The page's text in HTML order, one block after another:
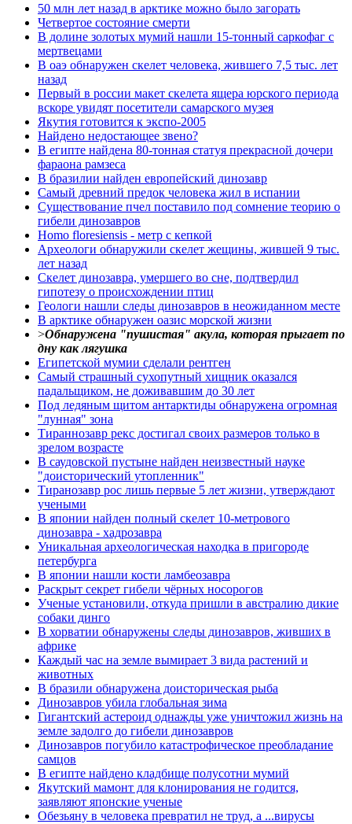
50 млн лет назад в арктике можно было загорать
Четвертое состояние смерти
В долине золотых мумий нашли 15-тонный саркофаг с
мертвецами
В оаэ обнаружен скелет человека, жившего 7,5 тыс. лет
назад
Первый в россии макет скелета ящера юрского периода
вскоре увидят посетители самарского музея
Якутия готовится к экспо-2005
Найдено недостающее звено?
В египте найдена 80-тонная статуя прекрасной дочери
фараона рамзеса
В бразилии найден европейский динозавр
Самый древний предок человека жил в испании
Существование пчел поставило под сомнение теорию о
гибели динозавров
Homo floresiensis - метр с кепкой
Археологи обнаружили скелет жещины, жившей 9 тыс.
лет назад
Скелет динозавра, умершего во сне, подтвердил
гипотезу о происхождении птиц
Геологи нашли следы динозавров в неожиданном месте
В арктике обнаружен оазис морской жизни
>Обнаружена "пушистая" акула, которая прыгает по
дну как лягушка
Египетской мумии сделали рентген
Самый страшный сухопутный хищник оказался
падальщиком, не доживавшим до 30 лет
Под ледяным щитом антарктиды обнаружена огромная
"лунная" зона
Тираннозавр рекс достигал своих размеров только в
зрелом возрасте
В саудовской пустыне найден неизвестный науке
"доисторический утопленник"
Тиранозавр рос лишь первые 5 лет жизни, утверждают
учеными
В японии найден полный скелет 10-метрового
динозавра - хадрозавра
Уникальная археологическая находка в пригороде
петербурга
В японии нашли кости ламбеозавра
Раскрыт секрет гибели чёрных носорогов
Ученые установили, откуда пришли в австралию дикие
собаки динго
В хорватии обнаружены следы динозавров, живших в
африке
Каждый час на земле вымирает 3 вида растений и
животных
В бразили обнаружена доисторическая рыба
Динозавров убила глобальная зима
Гигантский астероид однажды уже уничтожил жизнь на
земле задолго до гибели динозавров
Динозавров погубило катастрофическое преобладание
самцов
В египте найдено кладбище полусотни мумий
Якутский мамонт для клонирования не годится,
заявляют японские ученые
Обезьяну в человека превратил не труд, а ...вирусы